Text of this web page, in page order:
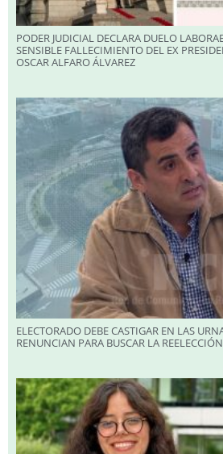
PODER JUDICIAL DECLARA DUELO
SENSIBLE FALLECIMIENTO DEL EX
OSCAR ALFARO ÁLVAREZ
ELECTORADO DEBE CASTIGAR EN LAS
RENUNCIAN PARA BUSCAR LA